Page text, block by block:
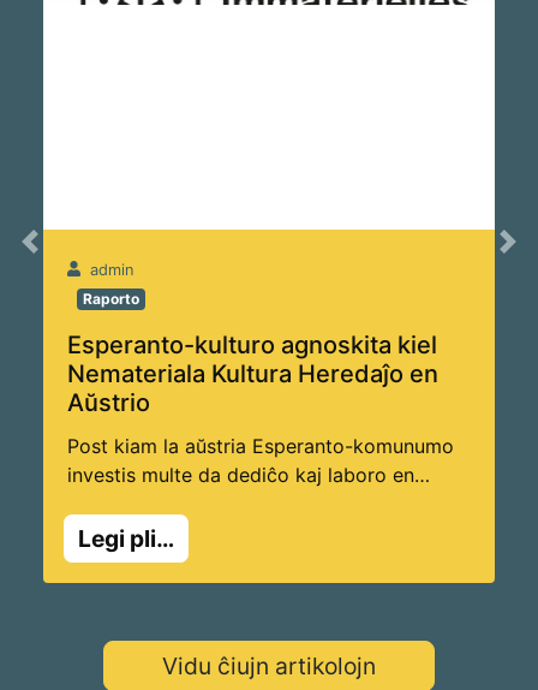
admin
Raporto
Esperanto-kulturo agnoskita kiel
Nemateriala Kultura Heredaĵo en
Aŭstrio
Post kiam la aŭstria Esperanto-komunumo
investis multe da dediĉo kaj laboro en
ĝojiga rezulto: la Aŭstria Unesko-Komisiono
oficiale akceptis la Esperanto-kulturon en la
nacian liston de Nemateriala Kultura
la „Internacia Lingvo“ estas multe pli ol nur
planlingvo – ĝi estas vivanta kulturo, […]
Legi pli…
Previous
Vidu ĉiujn artikolojn